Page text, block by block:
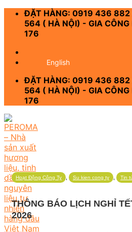
Skip
content
ĐẶT HÀNG: 0919 436
564 ( HÀ NỘI) - GIA
176
English
ĐẶT HÀNG: 0919 436
564 ( HÀ NỘI) - GIA
176
Hoạt Động Công Ty Su kien cong ty Tin
THÔNG BÁO LỊCH NGHỈ
2026